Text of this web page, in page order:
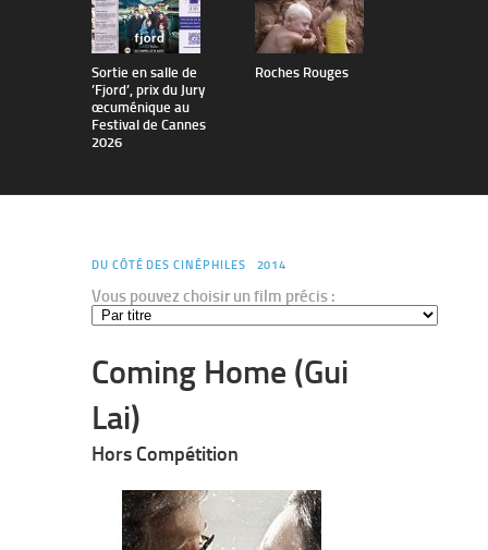
Sortie en salle de
’Fjord’, prix du Jury
œcuménique au
Festival de Cannes
2026
Roches Rouges
DU CÔTÉ DES CINÉPHILES 2014
Vous pouvez choisir un film précis :
Coming Home (Gui
Lai)
Hors Compétition